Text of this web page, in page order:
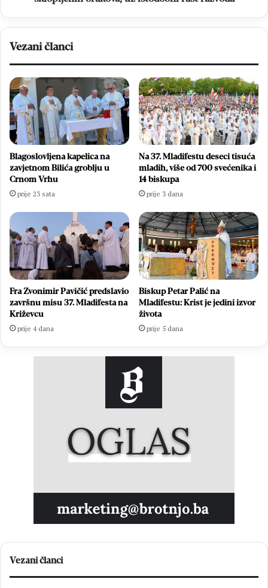
Vezani članci
Blagoslovljena kapelica na
zavjetnom Bilića groblju u
Crnom Vrhu
prije 23 sata
Na 37. Mladifestu deseci tisuća
mladih, više od 700 svećenika i
14 biskupa
prije 3 dana
Fra Zvonimir Pavičić predslavio
završnu misu 37. Mladifesta na
Križevcu
prije 4 dana
Biskup Petar Palić na
Mladifestu: Krist je jedini izvor
života
prije 5 dana
Vezani članci